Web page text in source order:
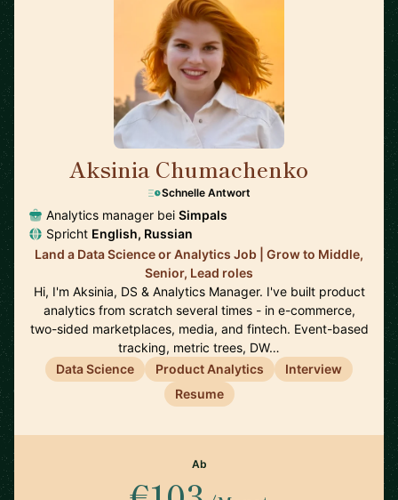
Aksinia Chumachenko
Schnelle Antwort
Analytics manager bei Simpals
Spricht English, Russian
Land a Data Science or Analytics Job | Grow to Middle,
Senior, Lead roles
Hi, I'm Aksinia, DS & Analytics Manager. I've built product
analytics from scratch several times - in e-commerce,
two-sided marketplaces, media, and fintech. Event-based
tracking, metric trees, DW…
Data Science
Product Analytics
Interview
Resume
Ab